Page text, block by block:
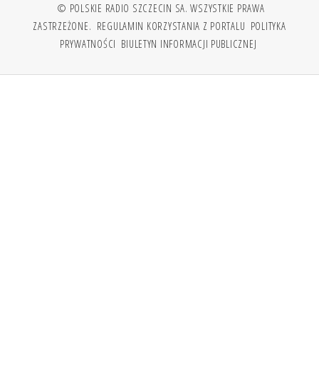
© POLSKIE RADIO SZCZECIN SA. WSZYSTKIE PRAWA
ZASTRZEŻONE. REGULAMIN KORZYSTANIA Z PORTALU POLITYKA
PRYWATNOŚCI BIULETYN INFORMACJI PUBLICZNEJ